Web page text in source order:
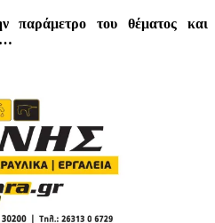
παράμετρο του θέματος και